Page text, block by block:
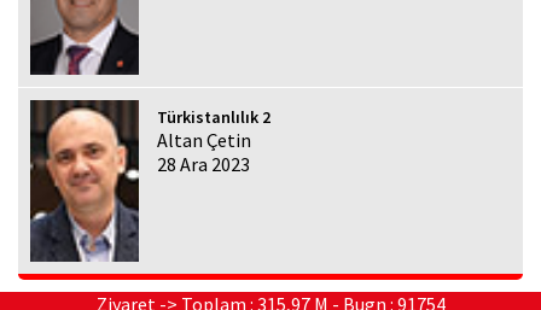
Türkistanlılık 2
Altan Çetin
28 Ara 2023
Ziyaret -> Toplam : 315,97 M - Bugn : 91754